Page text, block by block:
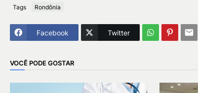
Tags Rondônia
Facebook Twitter
VOCÊ PODE GOSTAR